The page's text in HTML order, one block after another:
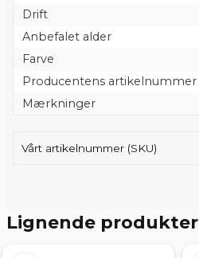
Drift
Anbefalet alder
Farve
Producentens artikelnummer
Mærkninger
Vårt artikelnummer (SKU)
Lignende produkter